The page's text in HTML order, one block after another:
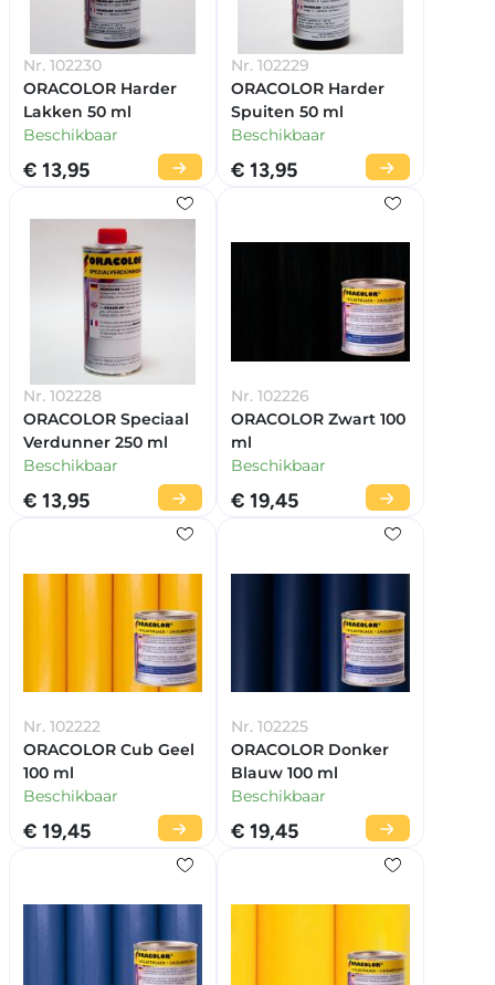
Nr. 102230
ORACOLOR Harder
Lakken 50 ml
Beschikbaar
€ 13,95
Nr. 102229
ORACOLOR Harder
Spuiten 50 ml
Beschikbaar
€ 13,95
Nr. 102228
ORACOLOR Speciaal
Verdunner 250 ml
Beschikbaar
€ 13,95
Nr. 102226
ORACOLOR Zwart 100
ml
Beschikbaar
€ 19,45
Nr. 102222
ORACOLOR Cub Geel
100 ml
Beschikbaar
€ 19,45
Nr. 102225
ORACOLOR Donker
Blauw 100 ml
Beschikbaar
€ 19,45